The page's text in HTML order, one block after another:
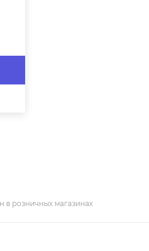
в розничных магазинах